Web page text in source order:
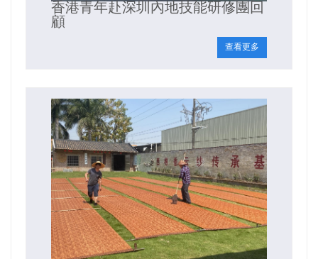
香港青年赴深圳內地技能研修團回
顧
查看更多